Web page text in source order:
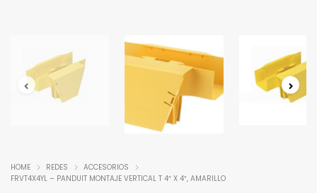
HOME REDES
ACCESORIOS
FRVT4X4YL – PANDUIT MONTAJE VERTICAL T 4″ X 4″, AMARILLO